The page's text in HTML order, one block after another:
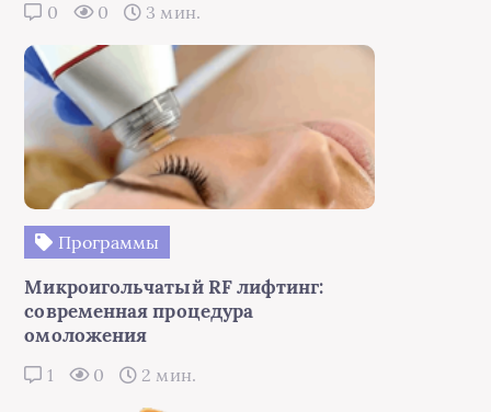
0 0 3 мин.
Программы
Микроигольчатый RF лифтинг:
современная процедура
омоложения
1 0 2 мин.